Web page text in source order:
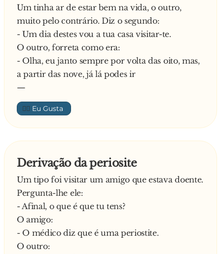
- Sr. padre está um rato no nosso quarto
debaixo da nossa cama!
Um tinha ar de estar bem na vida, o outro,
muito pelo contrário. Diz o segundo:
- Um dia destes vou a tua casa visitar-te.
O outro, forreta como era:
- Olha, eu janto sempre por volta das oito, mas,
a partir das nove, já lá podes ir
—
👍🏼
Derivação da periosite
Um tipo foi visitar um amigo que estava doente.
Pergunta-lhe ele:
- Afinal, o que é que tu tens?
O amigo:
- O médico diz que é uma periostite.
O outro: